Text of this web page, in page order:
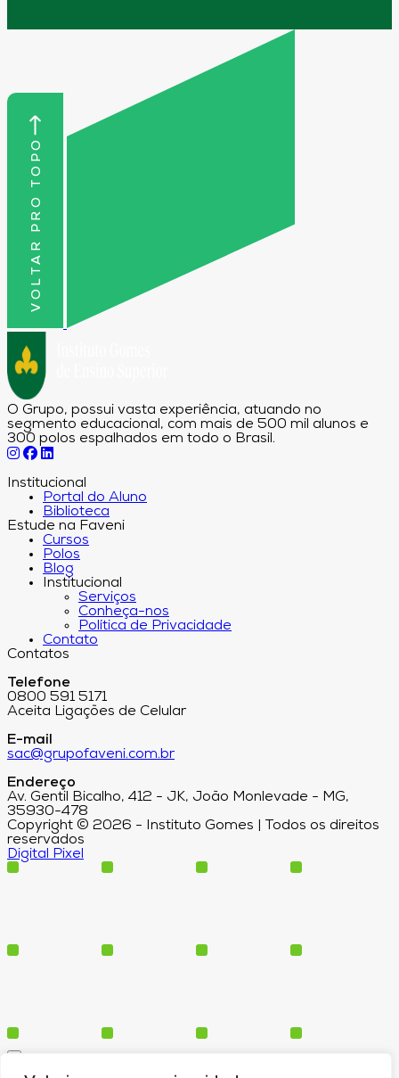
VOLTAR PRO TOPO
O Grupo, possui vasta experiência, atuando no
segmento educacional, com mais de 500 mil alunos e
300 polos espalhados em todo o Brasil.
Institucional
Portal do Aluno
Biblioteca
Estude na Faveni
Cursos
Polos
Blog
Institucional
Serviços
Conheça-nos
Política de Privacidade
Contato
Contatos
Telefone
0800 591 5171
Aceita Ligações de Celular
E-mail
sac@grupofaveni.com.br
Endereço
Av. Gentil Bicalho, 412 - JK, João Monlevade - MG,
35930-478
Copyright © 2026 - Instituto Gomes | Todos os direitos
reservados
Digital Pixel